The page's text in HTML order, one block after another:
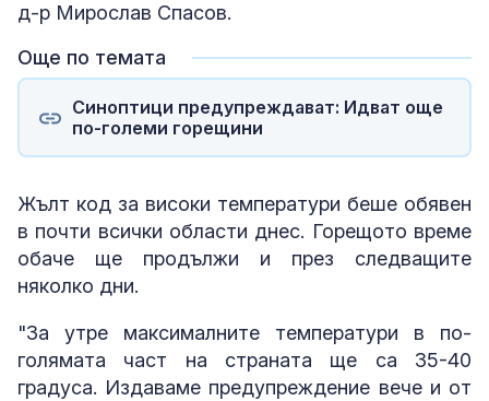
д-р Мирослав Спасов.
Още по темата
Синоптици предупреждават: Идват още
по-големи горещини
Жълт код за високи температури беше обявен
в почти всички области днес. Горещото време
обаче ще продължи и през следващите
няколко дни.
"За утре максималните температури в по-
голямата част на страната ще са 35-40
градуса. Издаваме предупреждение вече и от